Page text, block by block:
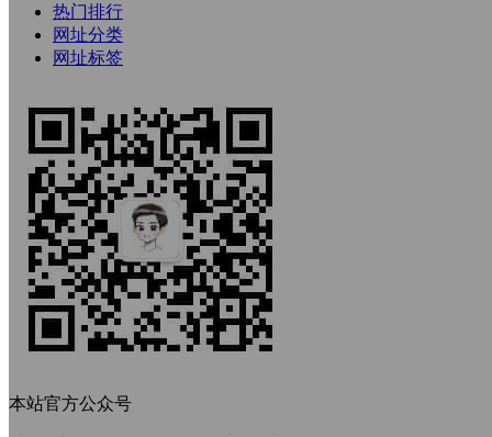
热门排行
网址分类
网址标签
本站官方公众号